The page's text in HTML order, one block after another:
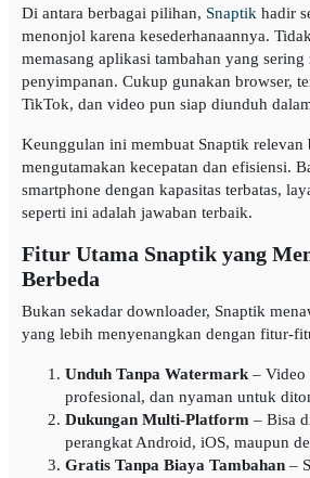
Di antara berbagai pilihan, Snaptik hadir
menonjol karena kesederhanaannya.
memasang aplikasi tambahan yang sering
penyimpanan. Cukup gunakan browser,
TikTok, dan video pun siap diunduh
Keunggulan ini membuat Snaptik relevan
mengutamakan kecepatan dan efisiensi.
smartphone dengan kapasitas terbatas,
seperti ini adalah jawaban terbaik.
Fitur Utama Snaptik yang
Berbeda
Bukan sekadar downloader, Snaptik
yang lebih menyenangkan dengan fitur-
Unduh Tanpa Watermark – Video
profesional, dan nyaman untuk
Dukungan Multi-Platform – Bisa
perangkat Android, iOS, maupun
Gratis Tanpa Biaya Tambahan –